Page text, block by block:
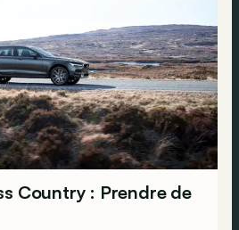
Country : Prendre de